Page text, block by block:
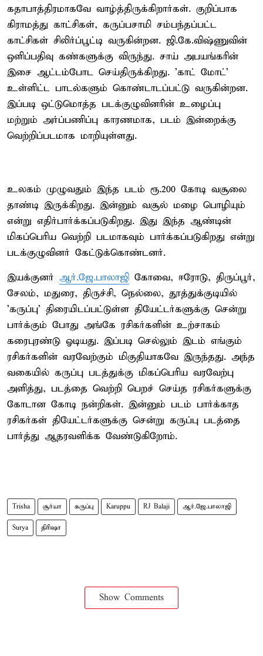
கதாபாத்திரமாகவே வாழ்த்திருக்கிறார்கள். குறிப்பாக
கிராமத்து காட்சிகள், கருப்பசாமி சம்பந்தப்பட்ட
காட்சிகள் சிலிர்ப்பூட்டி வருகின்றன. ஜி.கே.விஷ்ணுவின்
ஒளிப்பதிவு கண்களுக்கு விருந்து. சாய் அபயங்கரின்
இசை ஆட்டம்போட செய்திருக்கிறது. 'காட் மோட்'
உள்ளிட்ட பாடல்களும் கொண்டாடப்பட்டு வருகின்றன.
இப்படி ஒட்டுமொத்த படக்குழுவினரின் உழைப்பு
மற்றும் அர்ப்பணிப்பு காரணமாக, படம் இன்றைக்கு
வெற்றிப்படமாக மாறியுள்ளது.
உலகம் முழுவதும் இந்த படம் ரூ.200 கோடி வசூலை
தாண்டி இருக்கிறது. இன்னும் வசூல் மழை பொழியும்
என்று எதிர்பார்க்கப்படுகிறது. இது இந்த ஆண்டின்
மிகப்பெரிய வெற்றி படமாகவும் பார்க்கப்படுகிறது என்று
படக்குழுவினர் கேட்டுக்கொண்டனர்.
இயக்குனர் ஆர்.ஜே.பாலாஜி கோவை, ஈரோடு, திருப்பூர்,
சேலம், மதுரை, திருச்சி, நெல்லை, தூத்துக்குடியில்
'கருப்பு' திரையிடப்பட்டுள்ள தியேட்டர்களுக்கு சென்று
பார்க்கும் போது அங்கே ரசிகர்களின் உற்சாகம்
கரைபுரண்டு ஓடியது. இப்படி செல்லும் இடம் எங்கும்
ரசிகர்களின் வரவேற்கும் மிகுதியாகவே இருந்தது. அந்த
வகையில் கருப்பு படத்துக்கு மிகப்பெரிய வரவேற்பு
அளித்து, படத்தை வெற்றி பெறச் செய்த ரசிகர்களுக்கு
கோடான கோடி நன்றிகள். இன்னும் படம் பார்க்காத
ரசிகர்கள் தியேட்டர்களுக்கு சென்று கருப்பு படத்தை
பார்த்து ஆதரவளிக்க வேண்டுகிறோம்.
Trisha சூர்யா கருப்பு Karuppu RJ Balaji ஆர்.ஜே.பாலாஜி
Surya திரிஷா
Show Comments